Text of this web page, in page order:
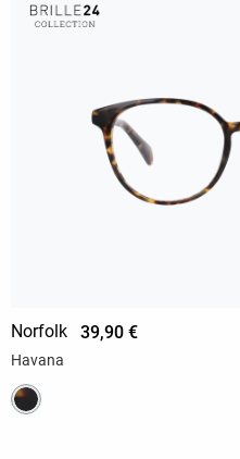
Norfolk 39,90 €
Havana